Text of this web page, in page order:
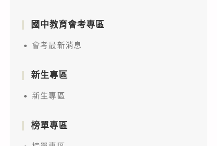
國中教育會考專區
會考最新消息
新生專區
新生專區
榜單專區